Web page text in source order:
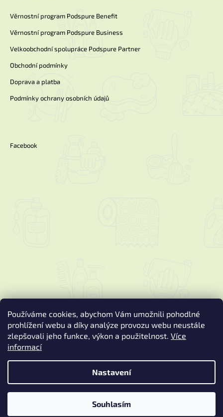
Používáme cookies, abychom Vám umožnili pohodlné
prohlížení webu a díky analýze provozu webu neustále
zlepšovali jeho funkce, výkon a použitelnost. Více
informací
Nastavení
Souhlasím
Věrnostní program Podspure Benefit
Věrnostní program Podspure Business
Velkoobchodní spolupráce Podspure Partner
Obchodní podmínky
Doprava a platba
Podmínky ochrany osobních údajů
Facebook